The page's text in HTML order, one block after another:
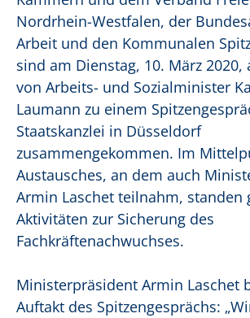
Nordrhein-Westfalen, der
Arbeit und den Kommunalen
sind am Dienstag, 10. März 2020,
von Arbeits- und Sozialminister
Laumann zu einem
Staatskanzlei in Düsseldorf
zusammengekommen. Im
Austausches, an dem auch
Armin Laschet teilnahm, standen
Aktivitäten zur Sicherung des
Fachkräftenachwuchses.
Ministerpräsident Armin Laschet
Auftakt des Spitzengesprächs: